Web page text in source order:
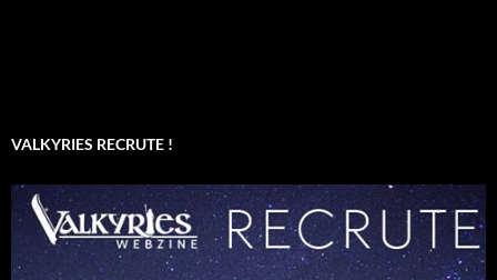
VALKYRIES RECRUTE !